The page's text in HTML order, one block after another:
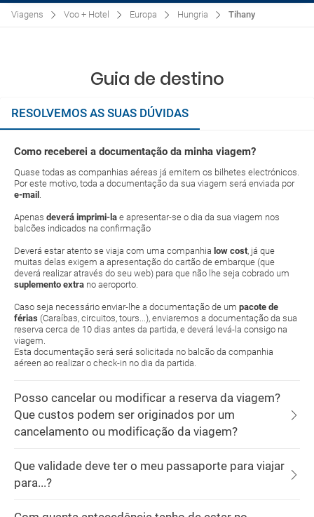
Viagens Voo + Hotel Europa Hungria Tihany
Guia de destino
RESOLVEMOS AS SUAS DÚVIDAS
Como receberei a documentação da minha viagem?
Quase todas as companhias aéreas já emitem os bilhetes electrónicos.
Por este motivo, toda a documentação da sua viagem será enviada por
e-mail .
Apenas deverá imprimi-la e apresentar-se o dia da sua viagem nos
balcões indicados na confirmação
Deverá estar atento se viaja com uma companhia low cost, já que
muitas delas exigem a apresentação do cartão de embarque (que
deverá realizar através do seu web) para que não lhe seja cobrado um
suplemento extra no aeroporto.
Caso seja necessário enviar-lhe a documentação de um pacote de
férias (Caraíbas, circuitos, tours...), enviaremos a documentação da sua
reserva cerca de 10 dias antes da partida, e deverá levá-la consigo na
viagem.
Esta documentação será será solicitada no balcão da companhia
aéreen ao realizar o check-in no dia da partida.
Posso cancelar ou modificar a reserva da viagem?
Que custos podem ser originados por um
cancelamento ou modificação da viagem?
Que validade deve ter o meu passaporte para viajar
para...?